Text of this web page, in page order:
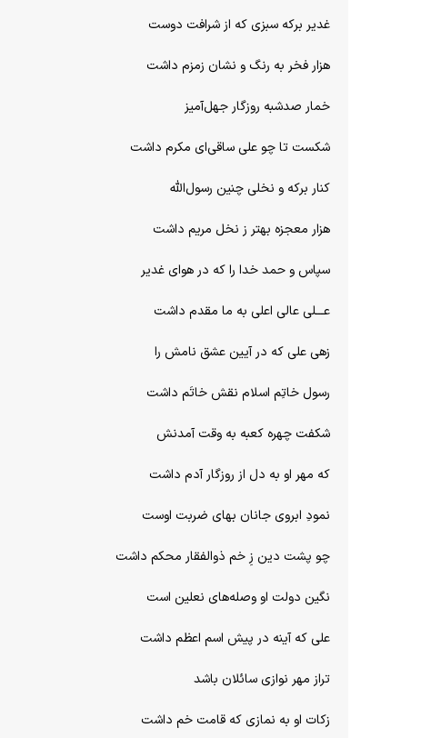
غدیر برکه سبزی که از شرافت دوست
هزار فخر به رنگ و نشان زمزم داشت
خمار صدشبه روزگار جهل‌آمیز
شکست تا چو علی ساقی‌ای مکرم داشت
کنار برکه و نخلی چنین رسول‌الله
هزار معجزه بهتر ز نخل مریم داشت
سپاس و حمد خدا را که در هوای غدیر
عـــلی عالی اعلی به ما مقدم داشت
زهی علی که در آیین عشق نامش را
رسول خاتِم اسلام نقش خاتَم داشت
شکفت چهره کعبه به وقت آمدنش
که مهر او به دل از روزگار آدم داشت
نمودِ ابروی جانان بهای ضربت اوست
چو پشت دین زِ خم ذوالفقار محکم داشت
نگین دولت او وصله‌های نعلین است
علی که آینه در پیش اسم اعظم داشت
تراز مهر نوازی سائلان باشد
زکات او به نمازی که قامت خم داشت